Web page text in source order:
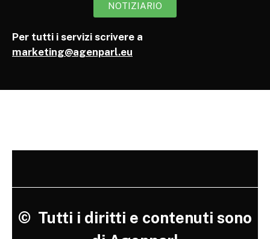
NOTIZIARIO
Per tutti i servizi scrivere a
marketing@agenparl.eu
© Tutti i diritti e contenuti sono